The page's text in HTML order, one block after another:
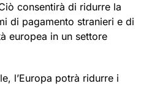
consentirà di ridurre la
di pagamento stranieri e di
europea in un settore
l’Europa potrà ridurre i